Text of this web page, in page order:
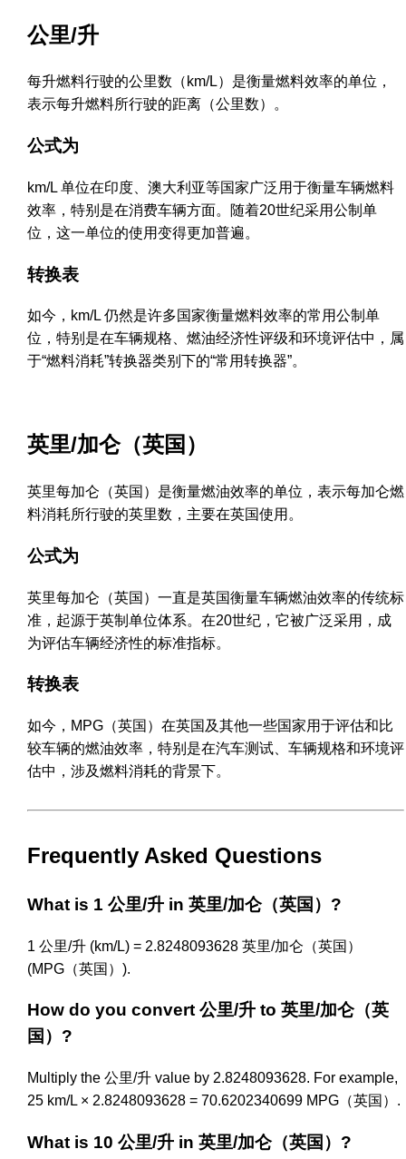
公里/升
每升燃料行驶的公里数（km/L）是衡量燃料效率的单位，
表示每升燃料所行驶的距离（公里数）。
公式为
km/L 单位在印度、澳大利亚等国家广泛用于衡量车辆燃料
效率，特别是在消费车辆方面。随着20世纪采用公制单
位，这一单位的使用变得更加普遍。
转换表
如今，km/L 仍然是许多国家衡量燃料效率的常用公制单
位，特别是在车辆规格、燃油经济性评级和环境评估中，属
于“燃料消耗”转换器类别下的“常用转换器”。
英里/加仑（英国）
英里每加仑（英国）是衡量燃油效率的单位，表示每加仑燃
料消耗所行驶的英里数，主要在英国使用。
公式为
英里每加仑（英国）一直是英国衡量车辆燃油效率的传统标
准，起源于英制单位体系。在20世纪，它被广泛采用，成
为评估车辆经济性的标准指标。
转换表
如今，MPG（英国）在英国及其他一些国家用于评估和比
较车辆的燃油效率，特别是在汽车测试、车辆规格和环境评
估中，涉及燃料消耗的背景下。
Frequently Asked Questions
What is 1 公里/升 in 英里/加仑（英国）?
1 公里/升 (km/L) = 2.8248093628 英里/加仑（英国）
(MPG（英国）).
How do you convert 公里/升 to 英里/加仑（英
国）?
Multiply the 公里/升 value by 2.8248093628. For example,
25 km/L × 2.8248093628 = 70.6202340699 MPG（英国）.
What is 10 公里/升 in 英里/加仑（英国）?